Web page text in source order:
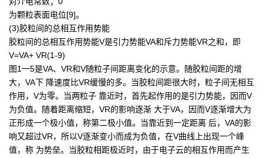
为颗粒表面电位[9]。
(3)胶粒间的总相互作用势能
胶粒间的总相互作用势能V是引力势能VA和斥力势能VR之和，即
V=VA+ VR(1-9)
图1一5是VA、VR和V随粒子间距离变化的示意。随胶粒间距的增
大，VA下 降速度比VR缓慢的多。当胶粒间距很大时，粒子间无相互
作用，V为零。当两粒子 靠近时，首先起作用的是引力势能，因而V
为负值。随着距离缩短，VR的影响逐渐 大于VA，因而V逐渐增大为
正形成一个极小值，称第二极小值。当靠近到一定距离 后，VA的影
响又超过VR，所以V逐渐变小而成为负值，在V曲线上出现一个峰
值，称 为势垒。当胶粒相距极近时，由于电子云的相互作用而产生